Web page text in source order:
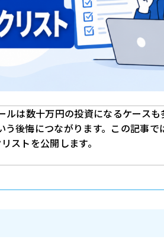
ルは数十万円の投資になるケース
う後悔につながります。この記事
ストを公開します。